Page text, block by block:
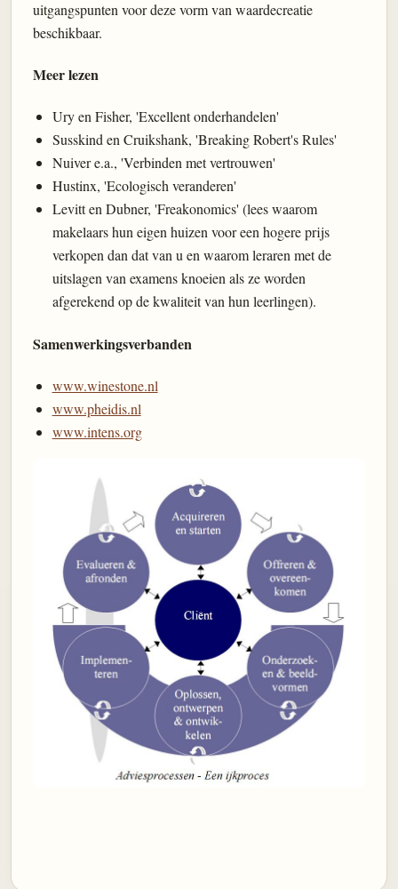
uitgangspunten voor deze vorm van waardecreatie
beschikbaar.
Meer lezen
Ury en Fisher, 'Excellent onderhandelen'
Susskind en Cruikshank, 'Breaking Robert's Rules'
Nuiver e.a., 'Verbinden met vertrouwen'
Hustinx, 'Ecologisch veranderen'
Levitt en Dubner, 'Freakonomics' (lees waarom
makelaars hun eigen huizen voor een hogere prijs
verkopen dan dat van u en waarom leraren met de
uitslagen van examens knoeien als ze worden
afgerekend op de kwaliteit van hun leerlingen).
Samenwerkingsverbanden
www.winestone.nl
www.pheidis.nl
www.intens.org